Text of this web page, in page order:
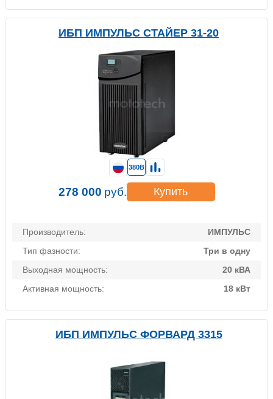
ИБП ИМПУЛЬС СТАЙЕР 31-20
Производитель:
ИМПУЛЬС
Тип фазности:
Три в одну
Выходная мощность:
20 кВА
Активная мощность:
18 кВт
380В
278 000 руб. Купить
ИБП ИМПУЛЬС ФОРВАРД 3315